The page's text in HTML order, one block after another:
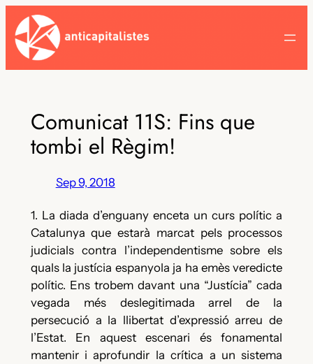
Skip
to
content
Comunicat 11S: Fins que
tombi el Règim!
Sep 9, 2018
1. La diada d’enguany enceta un curs polític a
Catalunya que estarà marcat pels processos
judicials contra l’independentisme sobre els
quals la justícia espanyola ja ha emès veredicte
polític. Ens trobem davant una “Justícia” cada
vegada més deslegitimada arrel de la
persecució a la llibertat d’expressió arreu de
l’Estat. En aquest escenari és fonamental
mantenir i aprofundir la crítica a un sistema